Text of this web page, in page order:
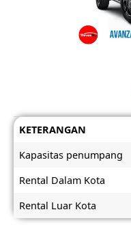
KETERANGAN
Kapasitas penumpang
Rental Dalam Kota
Rental Luar Kota